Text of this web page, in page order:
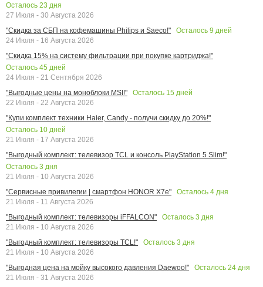
Осталось 23 дня
27 Июля - 30 Августа 2026
"Скидка за СБП на кофемашины Philips и Saeco!"
Осталось 9 дней
24 Июля - 16 Августа 2026
"Скидка 15% на систему фильтрации при покупке картриджа!"
Осталось 45 дней
24 Июля - 21 Сентября 2026
"Выгодные цены на моноблоки MSI!"
Осталось 15 дней
22 Июля - 22 Августа 2026
"Купи комплект техники Haier, Candy - получи скидку до 20%!"
Осталось 10 дней
21 Июля - 17 Августа 2026
"Выгодный комплект: телевизор TCL и консоль PlayStation 5 Slim!"
Осталось 3 дня
21 Июля - 10 Августа 2026
"Сервисные привилегии | смартфон HONOR X7e"
Осталось 4 дня
21 Июля - 11 Августа 2026
"Выгодный комплект: телевизоры iFFALCON"
Осталось 3 дня
21 Июля - 10 Августа 2026
"Выгодный комплект: телевизоры TCL!"
Осталось 3 дня
21 Июля - 10 Августа 2026
"Выгодная цена на мойку высокого давления Daewoo!"
Осталось 24 дня
21 Июля - 31 Августа 2026